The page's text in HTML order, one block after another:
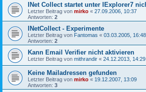
INet Collect startet unter IExplorer7
Letzter Beitrag von mirko « 27.09.2006, 10:37
Antworten: 2
INetCollect - Experimente
Letzter Beitrag von Fantomas « 03.03.2005, 16:48
Antworten: 2
Kann Email Verifier nicht aktivieren
Letzter Beitrag von mithrandir « 24.12.2013, 14:29
Keine Mailadressen gefunden
Letzter Beitrag von mirko « 19.12.2007, 13:09
Antworten: 3